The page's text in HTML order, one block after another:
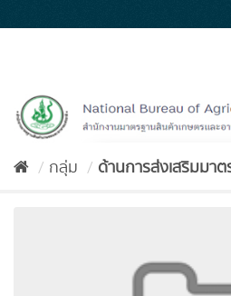
to
กลุ่ม ด้านการส่งเสริมมา